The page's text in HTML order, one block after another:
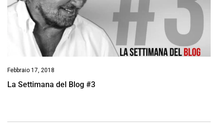
Febbraio 17, 2018
La Settimana del Blog #3